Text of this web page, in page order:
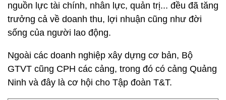
nguồn lực tài chính, nhân lực, quản trị... đều đã tăng
trưởng cả về doanh thu, lợi nhuận cũng như đời
sống của người lao động.
Ngoài các doanh nghiệp xây dựng cơ bản, Bộ
GTVT cũng CPH các cảng, trong đó có cảng Quảng
Ninh và đây là cơ hội cho Tập đoàn T&T.